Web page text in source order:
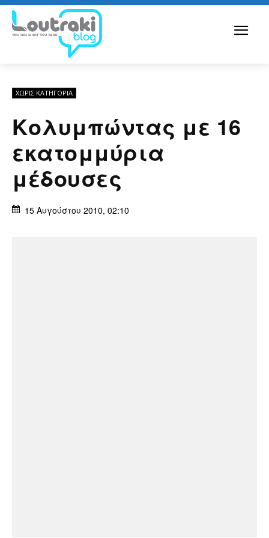
ΧΩΡΊΣ ΚΑΤΗΓΟΡΊΑ
Κολυμπώντας με 16
εκατομμύρια
μέδουσες
15 Αυγούστου 2010, 02:10